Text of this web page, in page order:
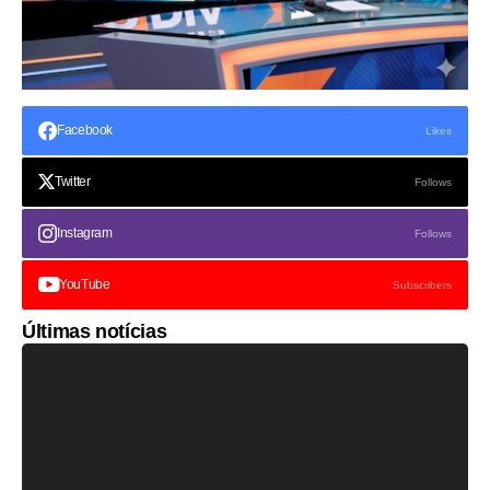
Facebook Likes
Twitter Follows
Instagram Follows
YouTube Subscribers
Últimas notícias